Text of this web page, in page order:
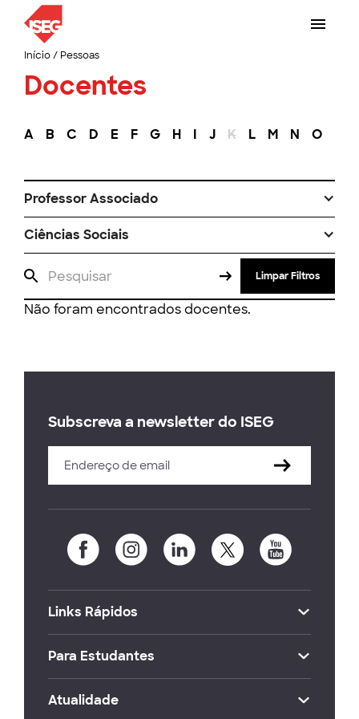
Início/ Pessoas
Docentes
A B C D E F G H I J K L M N O
Professor Associado
Ciências Sociais
Limpar Filtros
Não foram encontrados docentes.
Subscreva a newsletter do ISEG
Links Rápidos
Para Estudantes
Atualidade